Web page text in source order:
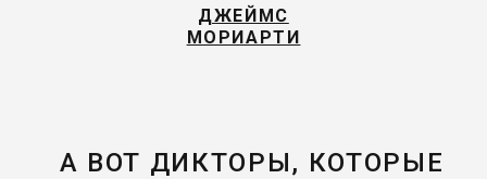
ДЖЕЙМС
МОРИАРТИ
А ВОТ ДИКТОРЫ, КОТОРЫЕ